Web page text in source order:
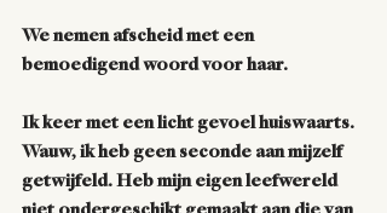
We nemen afscheid met een
bemoedigend woord voor haar.
Ik keer met een licht gevoel huiswaarts.
Wauw, ik heb geen seconde aan mijzelf
getwijfeld. Heb mijn eigen leefwereld